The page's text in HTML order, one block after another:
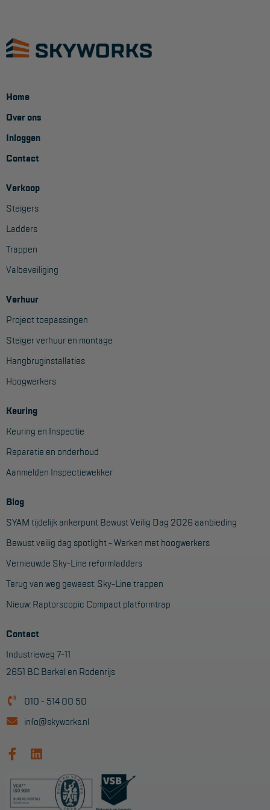
Garantie
Webshop voorwaarden
Home
Over ons
Inloggen
Contact
Verkoop
Steigers
Ladders
Trappen
Valbeveiliging
Verhuur
Project toepassingen
Steiger verhuur en montage
Hangbruginstallaties
Hoogwerkers
Keuring
Keuring en Inspectie
Reparatie en onderhoud
Aanmelden Inspectiewekker
Blog
SYAM tijdelijk ankerpunt Bewust Veilig Dag 2026 aanbieding
Bewust veilig dag spotlight - Werken met hoogwerkers
Vernieuwde Sky-Line reformladders
Terug van weg geweest: Sky-Line trappen
Nieuw: Raptorscopic Compact platformtrap
Contact
Industrieweg 7-11
2651 BC Berkel en Rodenrijs
010 - 514 00 50
info@skyworks.nl